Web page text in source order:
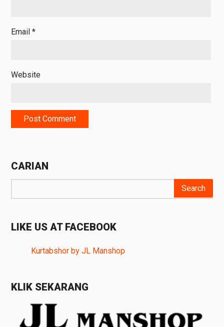
Email*
Website
CARIAN
LIKE US AT FACEBOOK
Kurtabshor by JL Manshop
KLIK SEKARANG